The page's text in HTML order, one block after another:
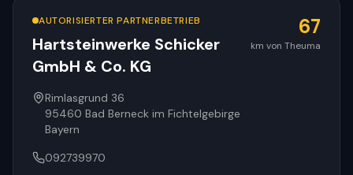
AUTORISIERTER PARTNERBETRIEB
Hartsteinwerke Schicker
GmbH & Co. KG
67
km von Theuma
Rimlasgrund 36
95460 Bad Berneck im Fichtelgebirge
Bayern
092739970